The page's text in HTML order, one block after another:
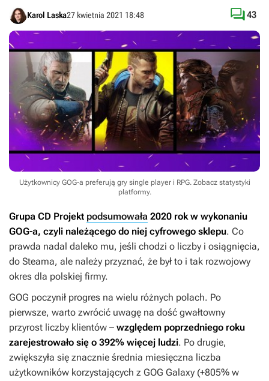
Karol Laska27 kwietnia 2021 18:48 43
Użytkownicy GOG-a preferują gry single player i RPG. Zobacz statystyki
platformy.
Grupa CD Projekt podsumowała 2020 rok w wykonaniu
GOG-a, czyli należącego do niej cyfrowego sklepu. Co
prawda nadal daleko mu, jeśli chodzi o liczby i osiągnięcia,
do Steama, ale należy przyznać, że był to i tak rozwojowy
okres dla polskiej firmy.
GOG poczynił progres na wielu różnych polach. Po
pierwsze, warto zwrócić uwagę na dość gwałtowny
przyrost liczby klientów – względem poprzedniego roku
zarejestrowało się o 392% więcej ludzi. Po drugie,
zwiększyła się znacznie średnia miesięczna liczba
użytkowników korzystających z GOG Galaxy (+805% w